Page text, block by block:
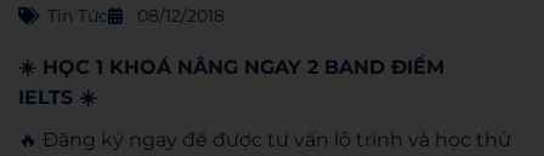
Tin Tức 08/12/2018
☀️ HỌC 1 KHOÁ NÂNG NGAY 2 BAND ĐIỂM
IELTS ☀️
🔥 Đăng ký ngay để được tư vấn lộ trình và học thử